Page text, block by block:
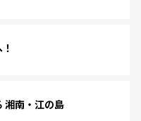
湘南・江の島